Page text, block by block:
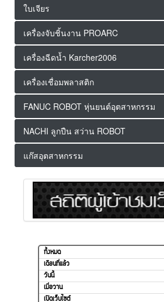
ใบเจียร
เครื่องจับชิ้นงาน PROARC
เครื่องฉีดน้ำ Karcher2006
เครื่องเชื่อมพลาสติก
FANUC ROBOT หุ่นยนต์อุตสาหกรรม
NACHI ลูกปืน สว่าน ROBOT
แก๊สอุตสาหกรรม
ทั้งหมด
เดือนที่แล้ว
วันนี้
เมื่อวาน
เปิดเว็บไซต์